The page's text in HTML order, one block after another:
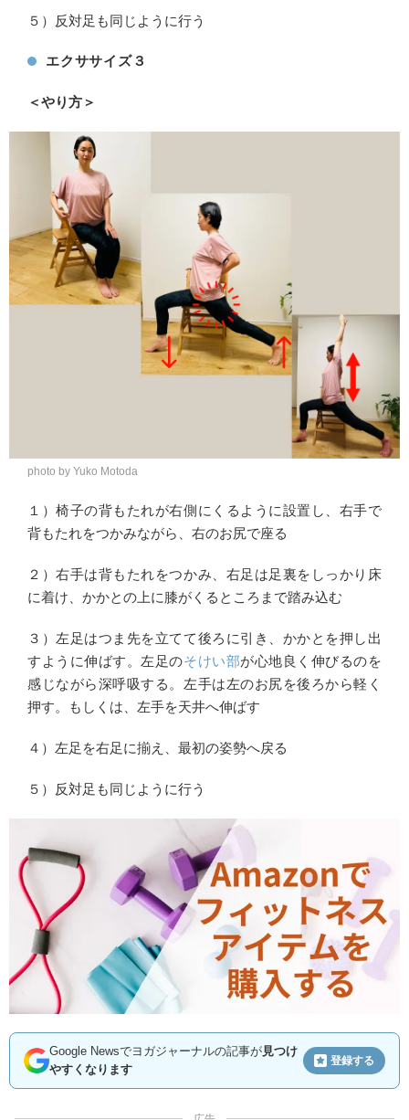
５）反対足も同じように行う
エクササイズ３
＜やり方＞
photo by Yuko Motoda
１）椅子の背もたれが右側にくるように設置し、右手で
背もたれをつかみながら、右のお尻で座る
２）右手は背もたれをつかみ、右足は足裏をしっかり床
に着け、かかとの上に膝がくるところまで踏み込む
３）左足はつま先を立てて後ろに引き、かかとを押し出
すように伸ばす。左足のそけい部が心地良く伸びるのを
感じながら深呼吸する。左手は左のお尻を後ろから軽く
押す。もしくは、左手を天井へ伸ばす
４）左足を右足に揃え、最初の姿勢へ戻る
５）反対足も同じように行う
Google Newsでヨガジャーナルの記事が見つけ
やすくなります
登録する